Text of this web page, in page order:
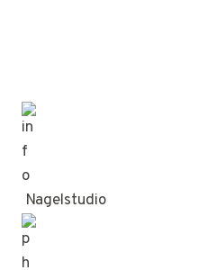
Nagelstudio